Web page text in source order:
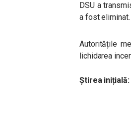
DSU a
a fost eliminat.
Autoritățile
lichidarea
Știrea inițială: